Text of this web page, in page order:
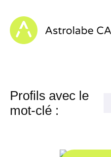
Astrolabe CAE - Home
Profils avec le
mot-clé :